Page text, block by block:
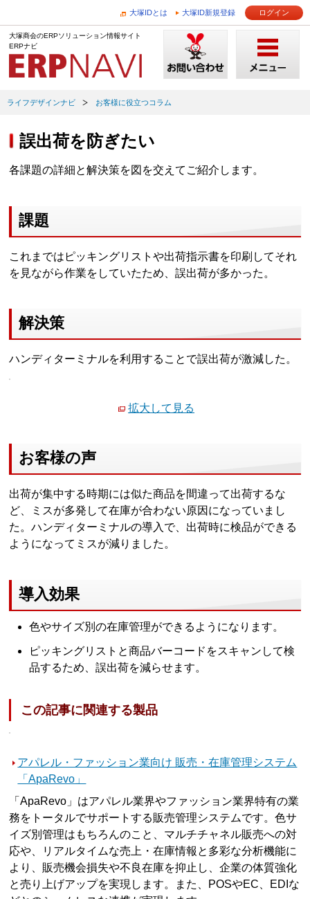
大塚IDとは 大塚ID新規登録 ログイン
大塚商会のERPソリューション情報サイト
ERPナビ
ライフデザインナビ お客様に役立つコラム
誤出荷を防ぎたい
各課題の詳細と解決策を図を交えてご紹介します。
課題
これまではピッキングリストや出荷指示書を印刷してそれ
を見ながら作業をしていたため、誤出荷が多かった。
解決策
ハンディターミナルを利用することで誤出荷が激減した。
拡大して見る
お客様の声
出荷が集中する時期には似た商品を間違って出荷するな
ど、ミスが多発して在庫が合わない原因になっていまし
た。ハンディターミナルの導入で、出荷時に検品ができる
ようになってミスが減りました。
導入効果
色やサイズ別の在庫管理ができるようになります。
ピッキングリストと商品バーコードをスキャンして検
品するため、誤出荷を減らせます。
この記事に関連する製品
アパレル・ファッション業向け 販売・在庫管理システム
「ApaRevo」
「ApaRevo」はアパレル業界やファッション業界特有の業
務をトータルでサポートする販売管理システムです。色サ
イズ別管理はもちろんのこと、マルチチャネル販売への対
応や、リアルタイムな売上・在庫情報と多彩な分析機能に
より、販売機会損失や不良在庫を抑止し、企業の体質強化
と売り上げアップを実現します。また、POSやEC、EDIな